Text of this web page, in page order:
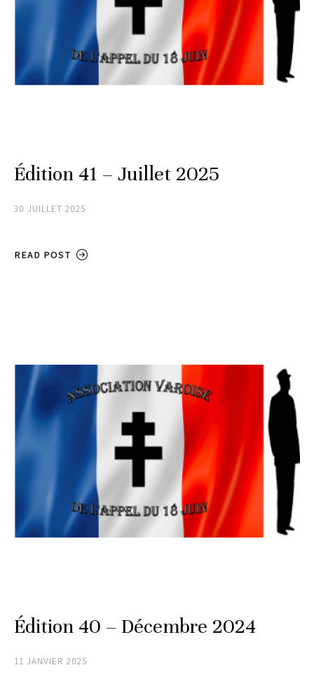
Édition 41 – Juillet 2025
30 JUILLET 2025
READ POST
Édition 40 – Décembre 2024
11 JANVIER 2025